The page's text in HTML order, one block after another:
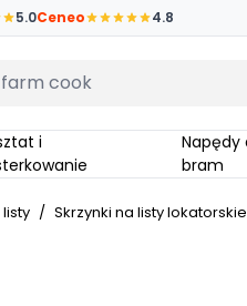
5.0Ceneo 4.8
czego szukasz
Napędy do
bram
/ Skrzynki na listy lokatorskie